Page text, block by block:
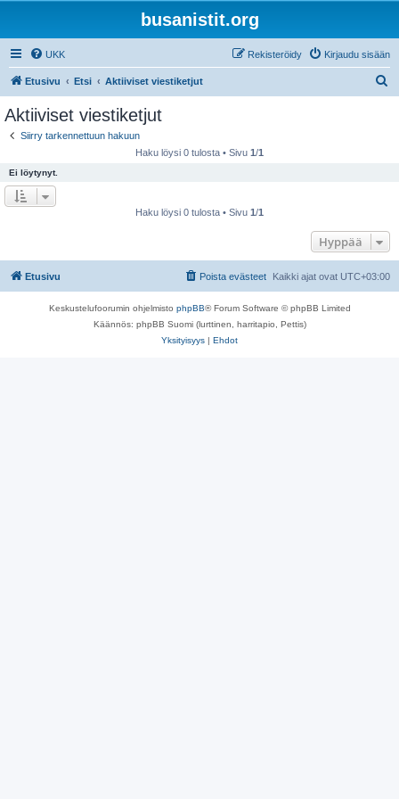
busanistit.org
UKK Kirjaudu sisään
Rekisteröidy
Etusivu Etsi Aktiiviset viestiketjut
Aktiiviset viestiketjut
Siirry tarkennettuun hakuun
Haku löysi 0 tulosta • Sivu 1/1
Ei löytynyt.
Haku löysi 0 tulosta • Sivu 1/1
Hyppää
Etusivu Kaikki ajat ovat UTC+03:00
Poista evästeet
Keskustelufoorumin ohjelmisto phpBB® Forum Software © phpBB Limited
Käännös: phpBB Suomi (lurttinen, harritapio, Pettis)
Yksityisyys | Ehdot